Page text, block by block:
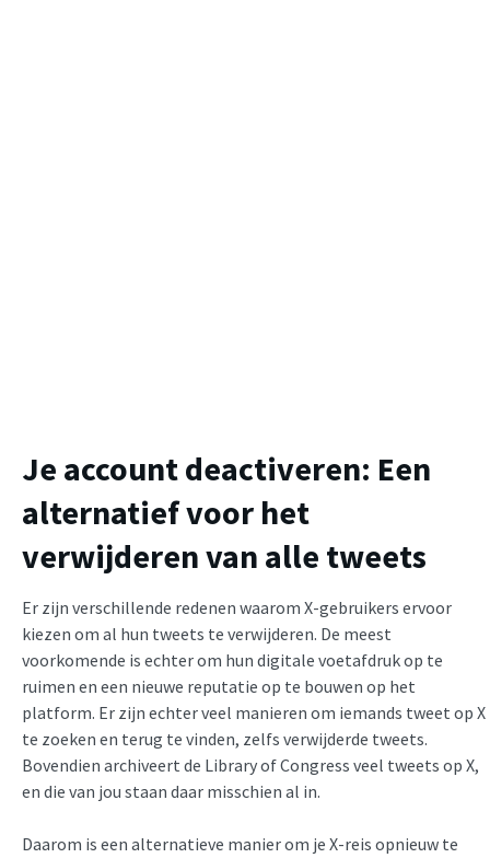
Je account deactiveren: Een
alternatief voor het
verwijderen van alle tweets
Er zijn verschillende redenen waarom X-gebruikers ervoor
kiezen om al hun tweets te verwijderen. De meest
voorkomende is echter om hun digitale voetafdruk op te
ruimen en een nieuwe reputatie op te bouwen op het
platform. Er zijn echter veel manieren om iemands tweet op X
te zoeken en terug te vinden, zelfs verwijderde tweets.
Bovendien archiveert de Library of Congress veel tweets op X,
en die van jou staan daar misschien al in.
Daarom is een alternatieve manier om je X-reis opnieuw te